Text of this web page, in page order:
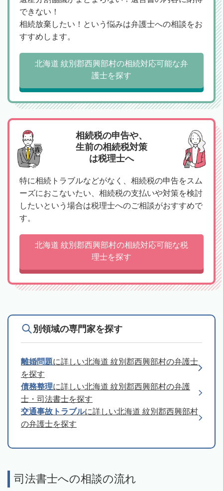
できない！
相続放棄したい！という悩みは弁護士への相談をお
すすめします。
北海道 紋別郡西興部村の相続対応可能な弁
護士を探す
相続税の申告や、
生前の相続税対策
は税理士へ
特に相続トラブルなどがなく、相続税の申告をスム
ーズにおこないたい、相続税の支払いや対策を検討
したいという場合は税理士へのご相談がおすすめで
す。
北海道 紋別郡西興部村の相続対応可能な税
理士を探す
別領域の専門家を探す
離婚問題に詳しい北海道 紋別郡西興部村の弁護士
を探す
債務整理に詳しい北海道 紋別郡西興部村の弁護
士・司法書士を探す
交通事故トラブルに詳しい北海道 紋別郡西興部村
の弁護士を探す
司法書士への相談の流れ